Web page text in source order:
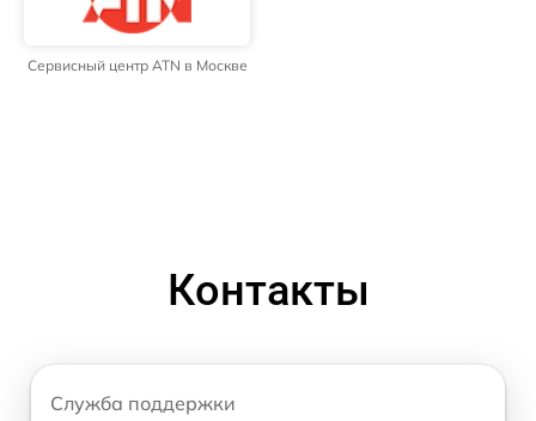
Сервисный центр ATN в Москве
Контакты
Служба поддержки